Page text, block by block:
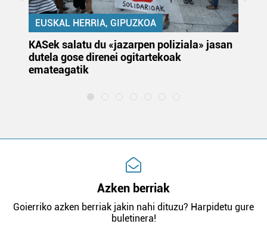
EUSKAL HERRIA, GIPUZKOA
KASek salatu du «jazarpen poliziala» jasan
dutela gose direnei ogitartekoak
emateagatik
Azken berriak
Goierriko azken berriak jakin nahi dituzu? Harpidetu gure
buletinera!